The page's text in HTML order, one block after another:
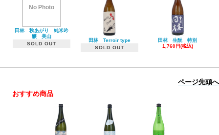
No Photo
田林 秋あがり 純米吟
醸 美山
SOLD OUT
田林 Terroir type
SOLD OUT
田林 生酛 特別
1,760円(税込)
ページ先頭へ
おすすめ商品